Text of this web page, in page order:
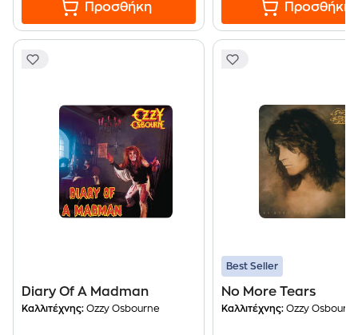
Προσθήκη Προσθήκη
Diary Of A Madman
Καλλιτέχνης: Ozzy Osbourne
Best Seller
No More Tears
Καλλιτέχνης: Ozzy